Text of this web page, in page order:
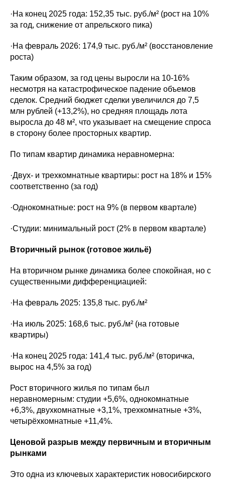
·На конец 2025 года: 152,35 тыс. руб./м² (рост на 10%
за год, снижение от апрельского пика)
·На февраль 2026: 174,9 тыс. руб./м² (восстановление
роста)
Таким образом, за год цены выросли на 10-16%
несмотря на катастрофическое падение объемов
сделок. Средний бюджет сделки увеличился до 7,5
млн рублей (+13,2%), но средняя площадь лота
выросла до 48 м², что указывает на смещение спроса
в сторону более просторных квартир.
По типам квартир динамика неравномерна:
·Двух- и трехкомнатные квартиры: рост на 18% и 15%
соответственно (за год)
·Однокомнатные: рост на 9% (в первом квартале)
·Студии: минимальный рост (2% в первом квартале)
Вторичный рынок (готовое жильё)
На вторичном рынке динамика более спокойная, но с
существенными дифференциацией:
·На февраль 2025: 135,8 тыс. руб./м²
·На июль 2025: 168,6 тыс. руб./м² (на готовые
квартиры)
·На конец 2025 года: 141,4 тыс. руб./м² (вторичка,
вырос на 4,5% за год)
Рост вторичного жилья по типам был
неравномерным: студии +5,6%, однокомнатные
+6,3%, двухкомнатные +3,1%, трехкомнатные +3%,
четырёхкомнатные +11,4%.
Ценовой разрыв между первичным и вторичным
рынками
Это одна из ключевых характеристик новосибирского